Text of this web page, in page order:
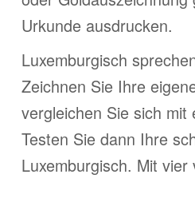
Urkunde ausdrucken.
Luxemburgisch
Zeichnen Sie Ihre
vergleichen Sie sich
Testen Sie dann Ihre
Luxemburgisch. Mit